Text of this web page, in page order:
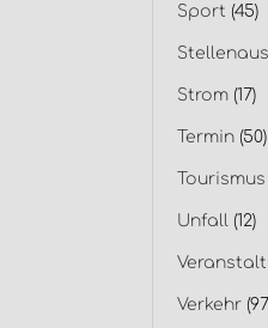
Sport (45)
Strom(17)
Termin(50)
Tourismus
Unfall (12)
Verkehr